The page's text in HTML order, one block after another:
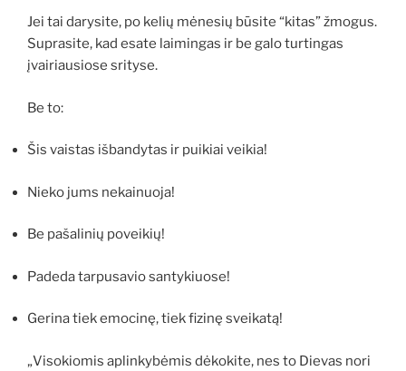
Jei tai darysite, po kelių mėnesių būsite “kitas” žmogus.
Suprasite, kad esate laimingas ir be galo turtingas
įvairiausiose srityse.
Be to:
Šis vaistas išbandytas ir puikiai veikia!
Nieko jums nekainuoja!
Be pašalinių poveikių!
Padeda tarpusavio santykiuose!
Gerina tiek emocinę, tiek fizinę sveikatą!
„Visokiomis aplinkybėmis dėkokite, nes to Dievas nori